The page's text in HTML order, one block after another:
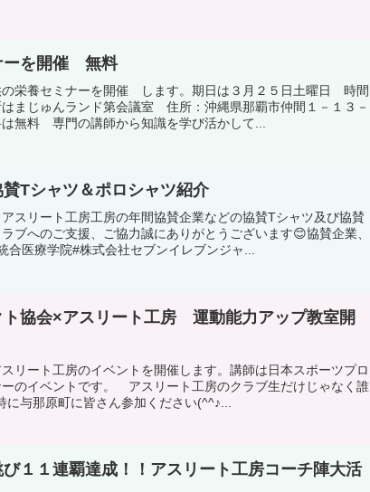
ーを開催 無料
の栄養セミナーを開催 します。期日は３月２５日土曜日 時間
まじゅんランド第会議室 住所：沖縄県那覇市仲間１－１３－
無料 専門の講師から知識を学び活かして...
Tシャツ＆ポロシャツ紹介
スリート工房工房の年間協賛企業などの協賛Tシャツ及び協賛
ブへのご支援、ご協力誠にありがとうございます😊協賛企業、
合医療学院#株式会社セブンイレブンジャ...
ト協会×アスリート工房 運動能力アップ教室開
リート工房のイベントを開催します。講師は日本スポーツプロ
のイベントです。 アスリート工房のクラブ生だけじゃなく誰
那原町に皆さん参加ください(^^♪...
１１連覇達成！！アスリート工房コーチ陣大活